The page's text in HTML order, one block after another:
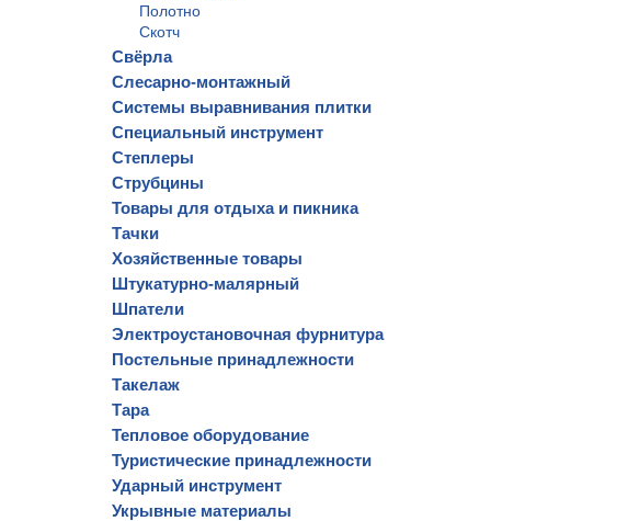
Полотно
Скотч
Свёрла
Слесарно-монтажный
Системы выравнивания плитки
Специальный инструмент
Степлеры
Струбцины
Товары для отдыха и пикника
Тачки
Хозяйственные товары
Штукатурно-малярный
Шпатели
Электроустановочная фурнитура
Постельные принадлежности
Такелаж
Тара
Тепловое оборудование
Туристические принадлежности
Ударный инструмент
Укрывные материалы